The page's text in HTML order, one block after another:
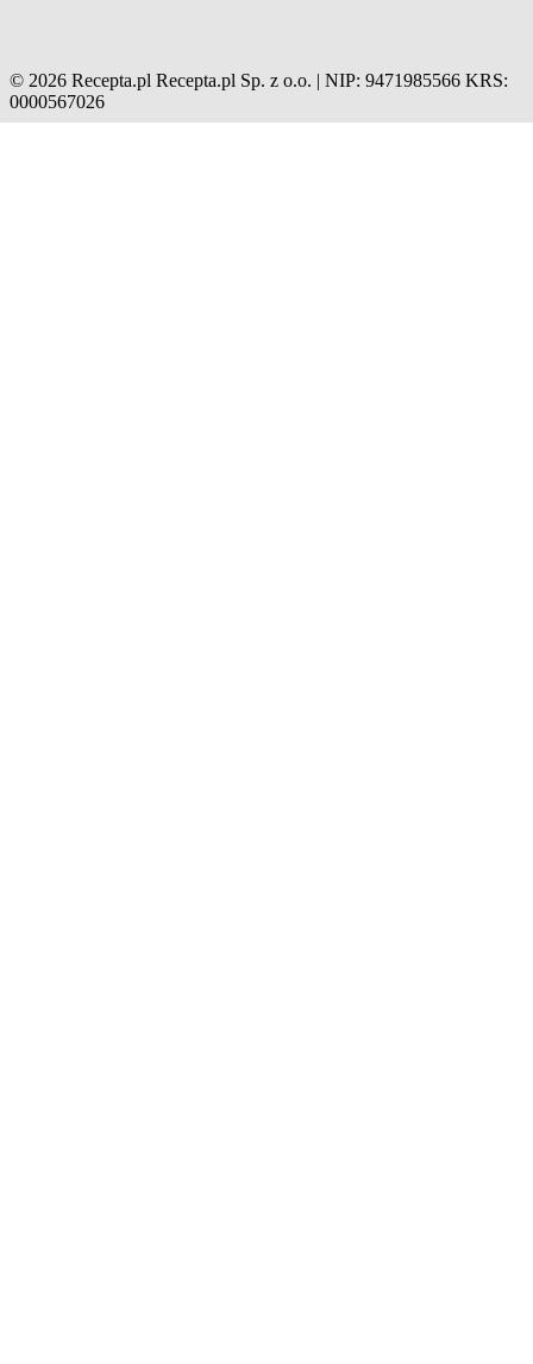
© 2026 Recepta.pl Recepta.pl Sp. z o.o. | NIP: 9471985566 KRS:
0000567026